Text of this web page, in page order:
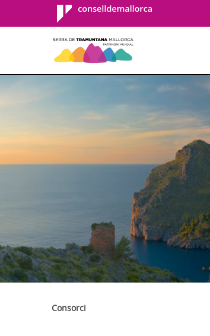
Consell de
Mallorca
Consorci